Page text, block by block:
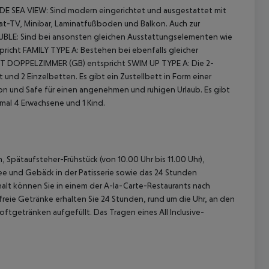
SEA VIEW: Sind modern eingerichtet und ausgestattet mit
TV, Minibar, Laminatfußboden und Balkon. Auch zur
Sind bei ansonsten gleichen Ausstattungselementen wie
FAMILY TYPE A: Bestehen bei ebenfalls gleicher
DOPPELZIMMER (GB) entspricht SWIM UP TYPE A: Die 2-
und 2 Einzelbetten. Es gibt ein Zustellbett in Form einer
und Safe für einen angenehmen und ruhigen Urlaub. Es gibt
4 Erwachsene und 1 Kind.
Frühstück (von 10.00 Uhr bis 11.00 Uhr),
und Gebäck in der Patisserie sowie das 24 Stunden
können Sie in einem der A-la-Carte-Restaurants nach
Getränke erhalten Sie 24 Stunden, rund um die Uhr, an den
aufgefüllt. Das Tragen eines All Inclusive-